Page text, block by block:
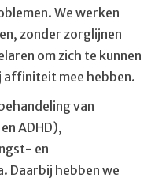
We werken
zonder zorglijnen
om zich te kunnen
affiniteit mee hebben.
van
ADHD),
en
Daarbij hebben we